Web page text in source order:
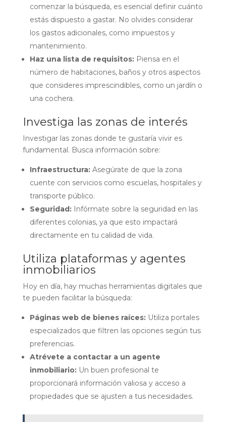
comenzar la búsqueda, es esencial definir cuánto
estás dispuesto a gastar. No olvides considerar
los gastos adicionales, como impuestos y
mantenimiento.
Haz una lista de requisitos:Piensa en el
número de habitaciones, baños y otros aspectos
que consideres imprescindibles, como un jardín o
una cochera.
Investiga las zonas de interés
Investigar las zonas donde te gustaría vivir es
fundamental. Busca información sobre:
Infraestructura:Asegúrate de que la zona
cuente con servicios como escuelas, hospitales y
transporte público.
Seguridad:Infórmate sobre la seguridad en las
diferentes colonias, ya que esto impactará
directamente en tu calidad de vida.
Utiliza plataformas y agentes
inmobiliarios
Hoy en día, hay muchas herramientas digitales que
te pueden facilitar la búsqueda:
Páginas web de bienes raíces:Utiliza portales
especializados que filtren las opciones según tus
preferencias.
Atrévete a contactar a un agente
inmobiliario:Un buen profesional te
proporcionará información valiosa y acceso a
propiedades que se ajusten a tus necesidades.